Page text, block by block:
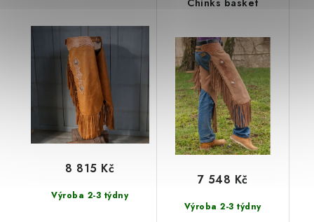
Výroba 2-3 týdny
8 815 Kč
Výroba 2-3 týdny
7 548 Kč